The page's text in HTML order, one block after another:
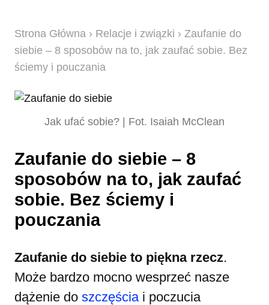
Strona Główna › Relacje i związki › Zaufanie do
siebie – 8 sposobów na to, jak zaufać sobie. Bez
ściemy i pouczania
Jak ufać sobie? | Fot. Isaiah McClean
Zaufanie do siebie – 8
sposobów na to, jak zaufać
sobie. Bez ściemy i
pouczania
Zaufanie do siebie to piękna rzecz.
Może bardzo mocno wesprzeć nasze
dążenie do szczęścia i poczucia